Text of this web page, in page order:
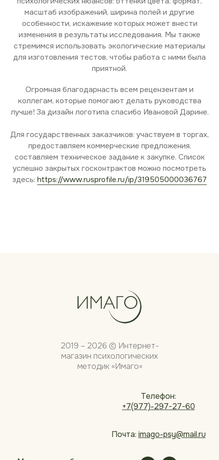
2019 – 2026 © Интернет-
магазин психологических
методик «Имаго»
Телефон:
+7(977)-297-27-60
Почта: imago-psy@mail.ru